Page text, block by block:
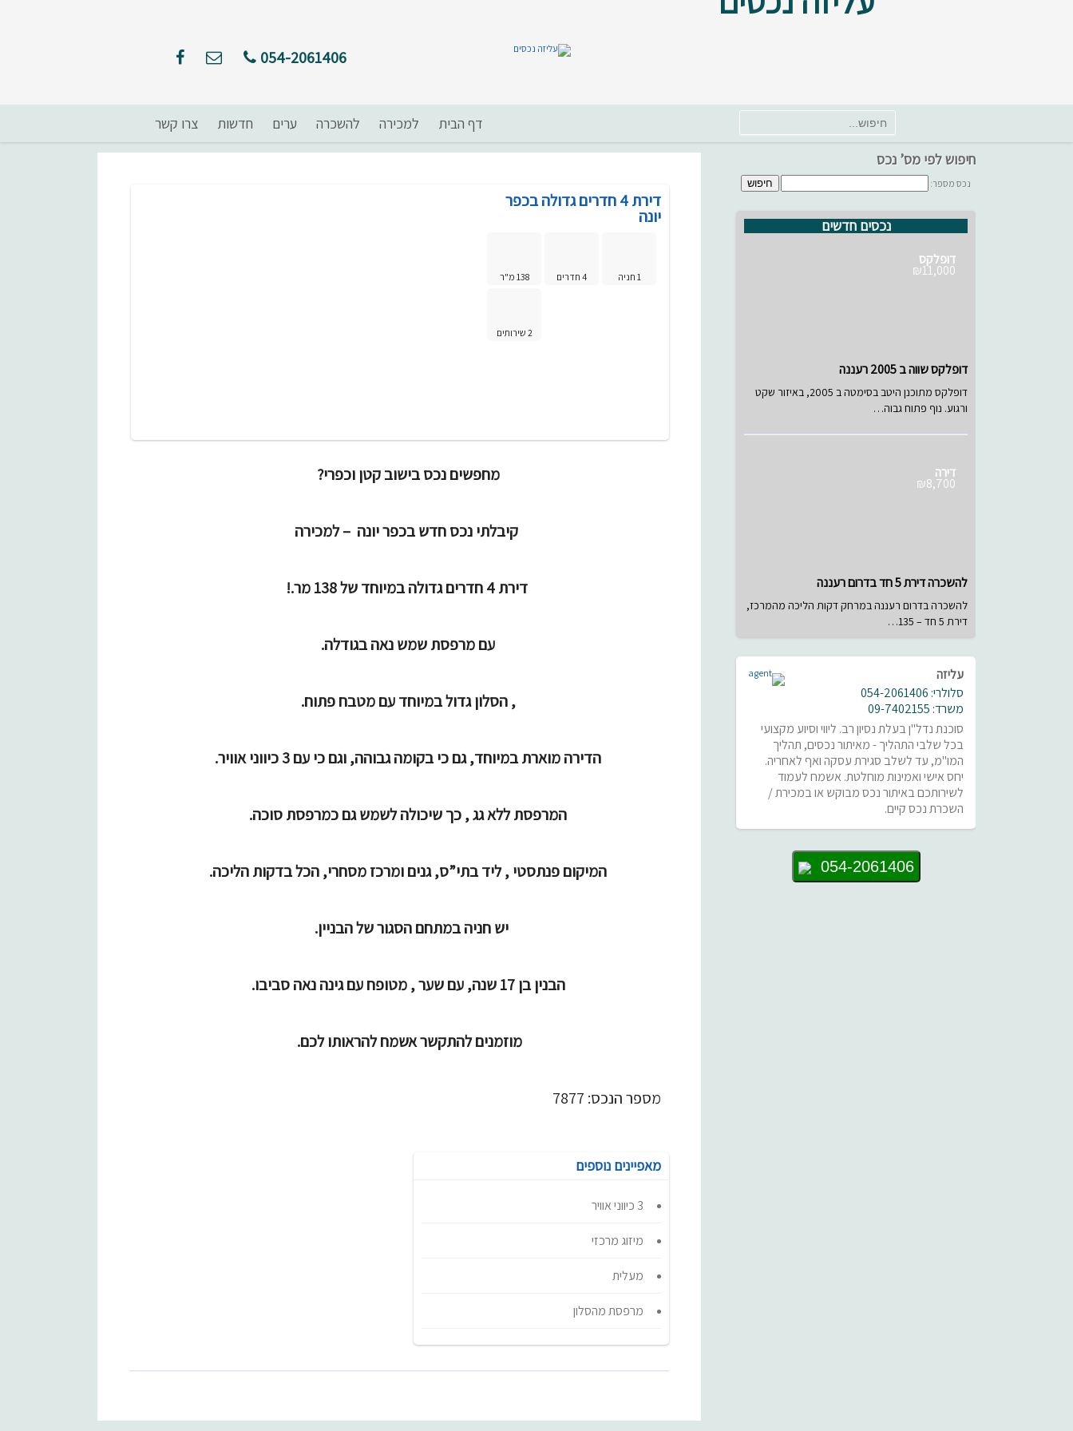
054-2061406
צרו קשר חדשות ערים להשכרה למכירה דף הבית
דירת 4 חדרים גדולה בכפר
יונה
138 מ"ר 4 חדרים 1 חניה
2 שירותים
מחפשים נכס בישוב קטן וכפרי?
קיבלתי נכס חדש בכפר יונה – למכירה
דירת 4 חדרים גדולה במיוחד של 138 מר.!
עם מרפסת שמש נאה בגודלה.
, הסלון גדול במיוחד עם מטבח פתוח.
הדירה מוארת במיוחד, גם כי בקומה גבוהה, וגם כי עם 3 כיווני אוויר.
המרפסת ללא גג , כך שיכולה לשמש גם כמרפסת סוכה.
המיקום פנתסטי , ליד בתי”ס, גנים ומרכז מסחרי, הכל בדקות הליכה.
יש חניה במתחם הסגור של הבניין.
הבנין בן 17 שנה, עם שער , מטופח עם גינה נאה סביבו.
מוזמנים להתקשר אשמח להראותו לכם.
7877 :מספר הנכס
מאפיינים נוספים
3 כיווני אוויר
מיזוג מרכזי
מעלית
מרפסת מהסלון
חיפוש לפי מס’ נכס
נכס מספר:
נכסים חדשים
דופלקס
₪11,000
דופלקס שווה ב 2005 רעננה
דופלקס מתוכנן היטב בסימטה ב 2005, באיזור שקט
ורגוע. נוף פתוח גבוה…
דירה
₪8,700
להשכרה דירת 5 חד בדרום רעננה
להשכרה בדרום רעננה במרחק דקות הליכה מהמרכז,
דירת 5 חד – 135…
עליזה
סלולרי: 054-2061406
משרד: 09-7402155
סוכנת נדל"ן בעלת נסיון רב. ליווי וסיוע מקצועי
בכל שלבי התהליך - מאיתור נכסים, תהליך
המו"מ, עד לשלב סגירת עסקה ואף לאחריה.
יחס אישי ואמינות מוחלטת. אשמח לעמוד
לשירותכם באיתור נכס מבוקש או במכירת /
השכרת נכס קיים.
054-2061406